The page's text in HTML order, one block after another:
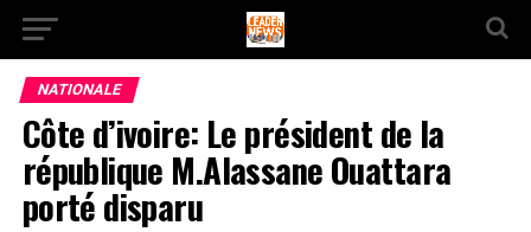
NATIONALE
Côte d’ivoire: Le président de la
république M.Alassane Ouattara
porté disparu